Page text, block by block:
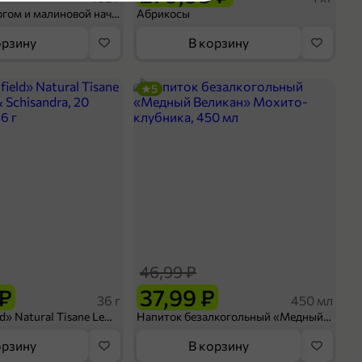
Шосон с творогом и малиновой начинкой, 102 г Абрикосы
В корзину
36 г
Чай «Greenfield» Natural Tisane Lemongrass & Schisandra, 20 пирамидок, 36 г
37,99 ₽
46,99 ₽
450 мл
Напиток безалкогольный «Медный Великан» Мохито-клубника, 450 мл
5
В корзину